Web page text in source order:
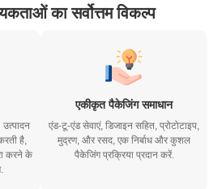
का सर्वोत्तम विकल्प
है,
करने के
एंड-टू-एंड सेवाएं, डिजाइन सहित, प्रोटोटाइप,
मुद्रण, और रसद, एक निर्बाध और कुशल